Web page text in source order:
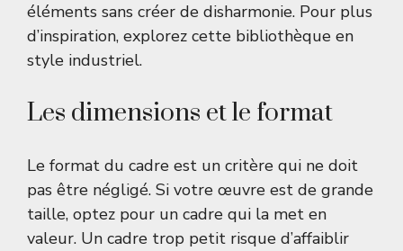
éléments sans créer de disharmonie. Pour plus
d’inspiration, explorez cette bibliothèque en
style industriel.
Les dimensions et le format
Le format du cadre est un critère qui ne doit
pas être négligé. Si votre œuvre est de grande
taille, optez pour un cadre qui la met en
valeur. Un cadre trop petit risque d’affaiblir